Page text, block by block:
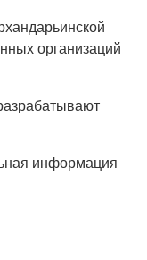
организаций
информация